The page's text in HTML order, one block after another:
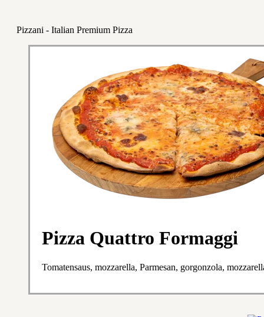
Pizzani - Italian Premium Pizza
Pizza Quattro Formaggi
Tomatensaus, mozzarella, Parmesan, gorgonzola,